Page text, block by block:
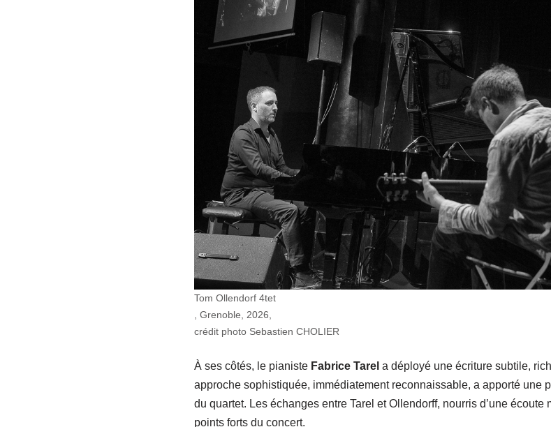
Tom Ollendorf 4tet
, Grenoble, 2026,
crédit photo Sebastien CHOLIER
À ses côtés, le pianiste Fabrice Tarel a déployé une écriture subtile,
approche sophistiquée, immédiatement reconnaissable, a apporté une
du quartet. Les échanges entre Tarel et Ollendorff, nourris d’une écoute
points forts du concert.